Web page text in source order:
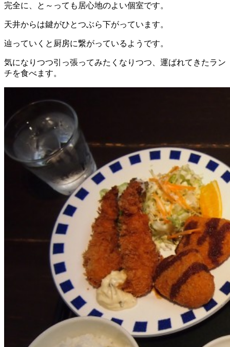
完全に、と～っても居心地のよい個室です。
天井からは鍵がひとつぶら下がっています。
辿っていくと厨房に繋がっているようです。
気になりつつ引っ張ってみたくなりつつ、運ばれてきたラン
チを食べます。